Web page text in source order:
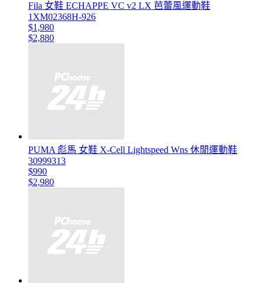
Fila 女鞋 ECHAPPE VC v2 LX 芭蕾風運動鞋
1XM02368H-926
$1,980
$2,880
PUMA 彪馬 女鞋 X-Cell Lightspeed Wns 休閒運動鞋
30999313
$990
$2,980